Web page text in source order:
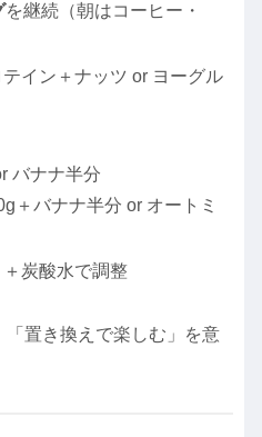
を継続（朝はコーヒー・
イン＋ナッツ or ヨーグル
バナナ半分
＋バナナ半分 or オートミ
炭酸水で調整
「置き換えで楽しむ」を意